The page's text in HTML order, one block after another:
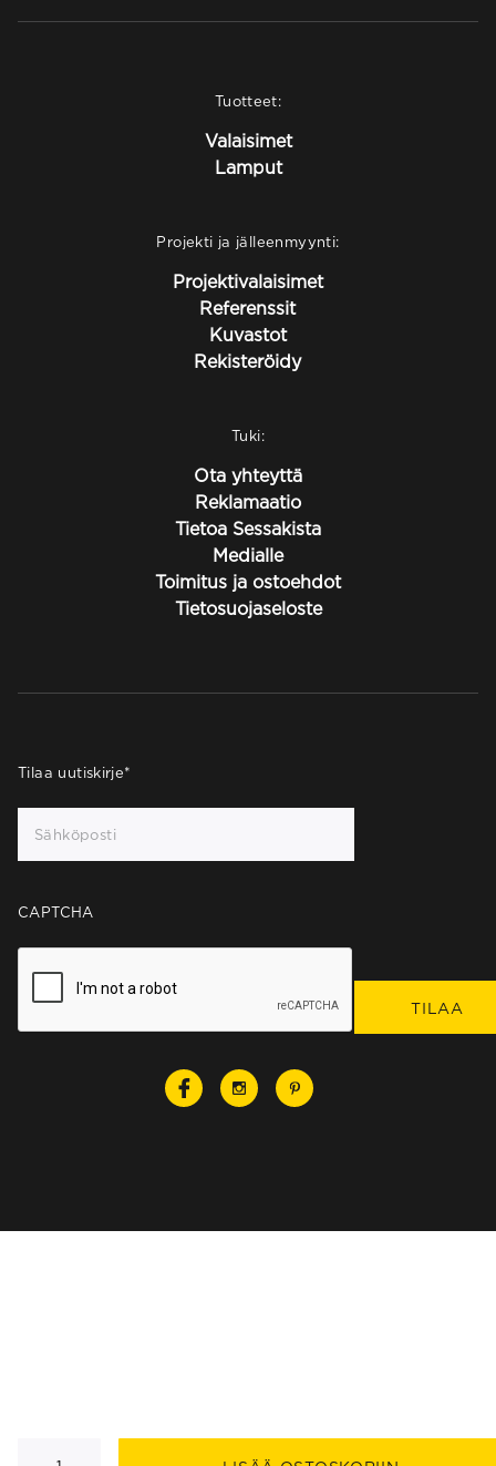
seinävalaisin
Tuotteet:
Valaisimet
Lamput
Projekti ja jälleenmyynti:
Projektivalaisimet
Referenssit
Kuvastot
Rekisteröidy
Tuki:
Ota yhteyttä
Reklamaatio
Tietoa Sessakista
Medialle
Toimitus ja ostoehdot
Tietosuojaseloste
Tilaa uutiskirje*
CAPTCHA